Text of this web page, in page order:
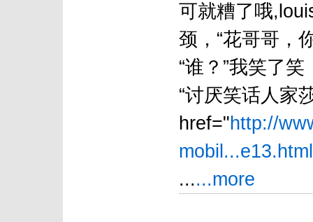
可就糟了哦
颈，“花哥哥，
“谁？”我笑了笑
“讨厌笑话人家
href="http://
......more